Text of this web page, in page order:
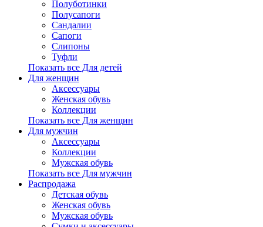
Полуботинки
Полусапоги
Сандалии
Сапоги
Слипоны
Туфли
Показать все Для детей
Для женщин
Аксессуары
Женская обувь
Коллекции
Показать все Для женщин
Для мужчин
Аксессуары
Коллекции
Мужская обувь
Показать все Для мужчин
Распродажа
Детская обувь
Женская обувь
Мужская обувь